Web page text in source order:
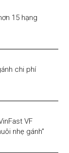
15 hạng
chi phí
VF
nhẹ gánh”